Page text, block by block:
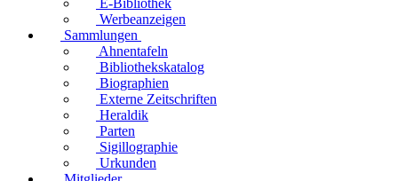
E-Bibliothek
Werbeanzeigen
Sammlungen
Ahnentafeln
Bibliothekskatalog
Biographien
Externe Zeitschriften
Heraldik
Parten
Sigillographie
Urkunden